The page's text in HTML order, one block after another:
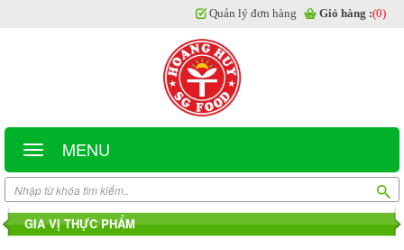
MENU
Quản lý đơn hàng Giỏ hàng :(0)
GIA VỊ THỰC PHẨM